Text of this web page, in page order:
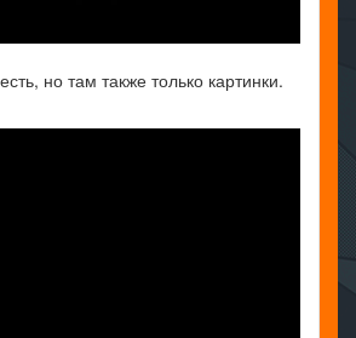
но там также только картинки.